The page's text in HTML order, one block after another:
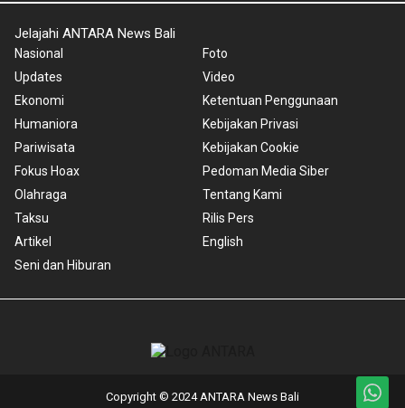
Jelajahi ANTARA News Bali
Nasional
Updates
Ekonomi
Humaniora
Pariwisata
Fokus Hoax
Olahraga
Taksu
Artikel
Seni dan Hiburan
Foto
Video
Ketentuan Penggunaan
Kebijakan Privasi
Kebijakan Cookie
Pedoman Media Siber
Tentang Kami
Rilis Pers
English
Copyright © 2024 ANTARA News Bali